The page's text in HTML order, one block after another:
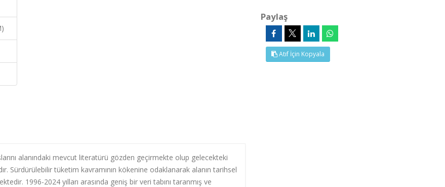
alanındaki mevcut literatürü gözden geçirmekte olup gelecekteki
Sürdürülebilir tüketim kavramının kökenine odaklanarak alanın tarihsel
1996-2024 yılları arasında geniş bir veri tabını taranmış ve
Paylaş
Atıf İçin Kopyala